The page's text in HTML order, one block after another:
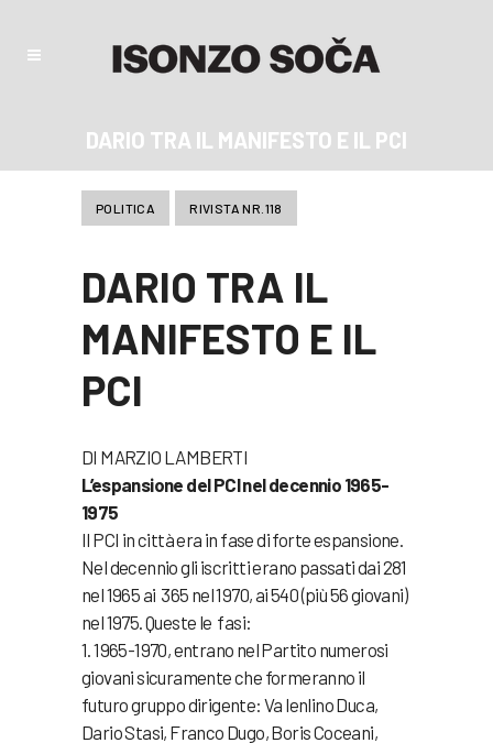
DARIO TRA IL MANIFESTO E IL PCI
POLITICA RIVISTA NR.118
DARIO TRA IL
MANIFESTO E IL
PCI
DI MARZIO LAMBERTI
L’espansione del PCI nel decennio 1965-
1975
Il PCI in città era in fase di forte espansione.
Nel decennio gli iscritti erano passati dai 281
nel 1965 ai 365 nel 1970, ai 540 (più 56 giovani)
nel 1975. Queste le fasi:
1. 1965-1970, entrano nel Partito numerosi
giovani sicuramente che formeranno il
futuro gruppo dirigente: Va lenlino Duca,
Dario Stasi, Franco Dugo, Boris Coceani,